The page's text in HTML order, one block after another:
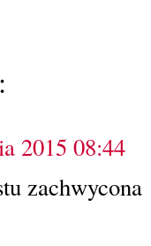
2015 08:44